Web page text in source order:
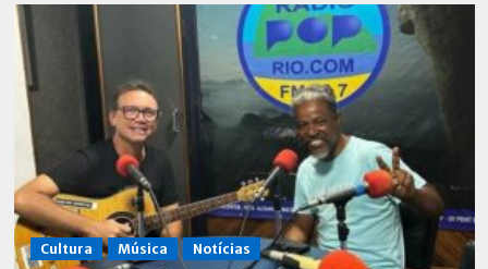
Cultura Música Notícias